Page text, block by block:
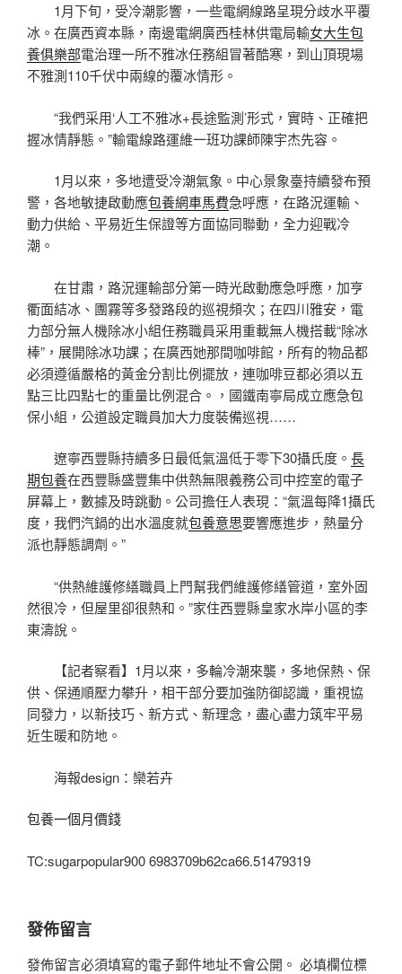
1月下旬，受冷潮影響，一些電網線路呈現分歧水平覆
冰。在廣西資本縣，南邊電網廣西桂林供電局輸女大生包
養俱樂部電治理一所不雅冰任務組冒著酷寒，到山頂現場
不雅測110千伏中兩線的覆冰情形。
“我們采用‘人工不雅冰+長途監測’形式，實時、正確把
握冰情靜態。”輸電線路運維一班功課師陳宇杰先容。
1月以來，多地遭受冷潮氣象。中心景象臺持續發布預
警，各地敏捷啟動應包養網車馬費急呼應，在路況運輸、
動力供給、平易近生保證等方面協同聯動，全力迎戰冷
潮。
在甘肅，路況運輸部分第一時光啟動應急呼應，加亨
衢面結冰、團霧等多發路段的巡視頻次；在四川雅安，電
力部分無人機除冰小組任務職員采用重載無人機搭載“除冰
棒”，展開除冰功課；在廣西她那間咖啡館，所有的物品都
必須遵循嚴格的黃金分割比例擺放，連咖啡豆都必須以五
點三比四點七的重量比例混合。，國鐵南寧局成立應急包
保小組，公道設定職員加大力度裝備巡視……
遼寧西豐縣持續多日最低氣溫低于零下30攝氏度。 長
期包養在西豐縣盛豐集中供熱無限義務公司中控室的電子
屏幕上，數據及時跳動。公司擔任人表現：“氣溫每降1攝氏
度，我們汽鍋的出水溫度就包養意思要響應進步，熱量分
派也靜態調劑。”
“供熱維護修繕職員上門幫我們維護修繕管道，室外固
然很冷，但屋里卻很熱和。”家住西豐縣皇家水岸小區的李
東濤說。
【記者察看】1月以來，多輪冷潮來襲，多地保熱、保
供、保通順壓力攀升，相干部分要加強防御認識，重視協
同發力，以新技巧、新方式、新理念，盡心盡力筑牢平易
近生暖和防地。
海報design：欒若卉
包養一個月價錢
TC:sugarpopular900 6983709b62ca66.51479319
發佈留言
發佈留言必須填寫的電子郵件地址不會公開。 必填欄位標